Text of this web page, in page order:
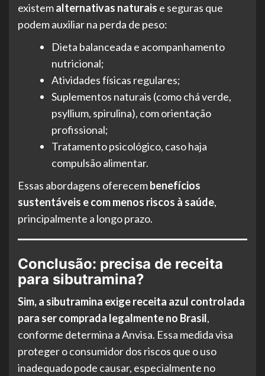
existemalternativas naturais e seguras que
podem auxiliar na perda de peso:
Dieta balanceada e acompanhamento
nutricional;
Atividades físicas regulares;
Suplementos naturais (como chá verde,
psyllium, spirulina), com orientação
profissional;
Tratamento psicológico, caso haja
compulsão alimentar.
Essas abordagens oferecembenefícios
sustentáveis e com menos riscos à saúde,
principalmente a longo prazo.
Conclusão: precisa de receita
para sibutramina?
Sim, a sibutramina exige receita azul controlada
para ser comprada legalmente no Brasil,
conforme determina a Anvisa. Essa medida visa
proteger o consumidor dos riscos que o uso
inadequado pode causar, especialmente no